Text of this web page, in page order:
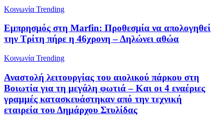
Κοινωνία Trending
Εμπρησμός στη Marfin: Προθεσμία να απολογηθεί
την Τρίτη πήρε η 46χρονη – Δηλώνει αθώα
Κοινωνία Trending
Αναστολή λειτουργίας του αιολικού πάρκου στη
Βοιωτία για τη μεγάλη φωτιά – Και οι 4 εναέριες
γραμμές κατασκευάστηκαν από την τεχνική
εταιρεία του Δημάρχου Στυλίδας